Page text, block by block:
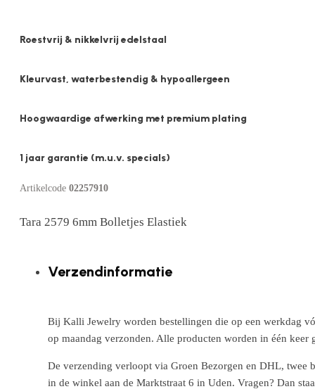
Roestvrij & nikkelvrij edelstaal
Kleurvast, waterbestendig & hypoallergeen
Hoogwaardige afwerking met premium plating
1 jaar garantie (m.u.v. specials)
Artikelcode 02257910
Tara 2579 6mm Bolletjes Elastiek
Verzendinformatie
Bij Kalli Jewelry worden bestellingen die op een werkdag
op maandag verzonden. Alle producten worden in één
De verzending verloopt via Groen Bezorgen en DHL, twee
in de winkel aan de Marktstraat 6 in Uden. Vragen? Dan